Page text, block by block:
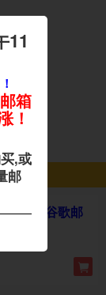
11
箱
！
,或
邮
全新—谷歌邮